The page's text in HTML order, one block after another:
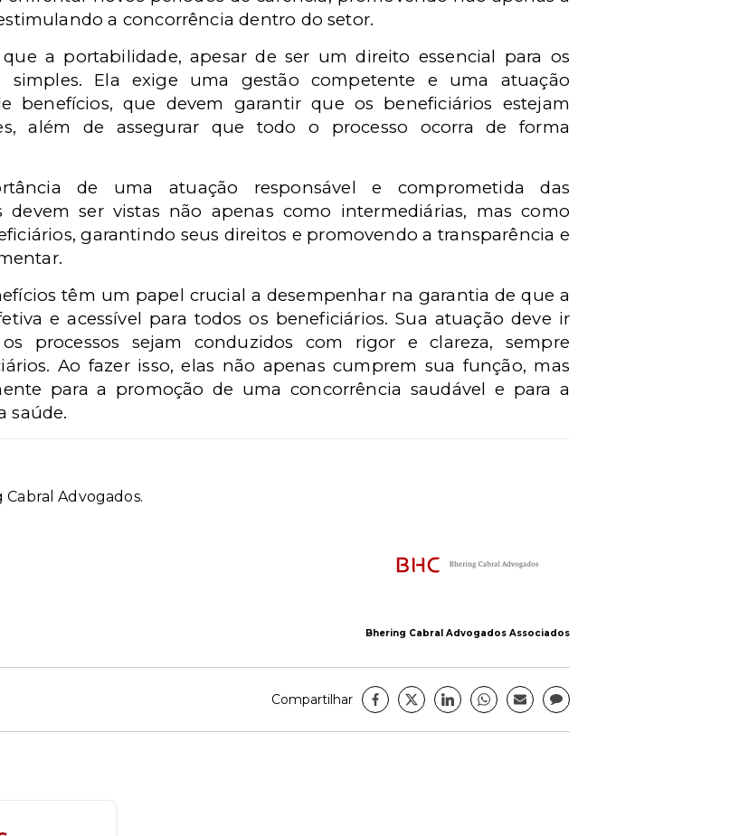
a concorrência dentro do setor.
a portabilidade, apesar de ser um direito essencial para os
simples. Ela exige uma gestão competente e uma atuação
benefícios, que devem garantir que os beneficiários estejam
além de assegurar que todo o processo ocorra de forma
de uma atuação responsável e comprometida das
devem ser vistas não apenas como intermediárias, mas como
garantindo seus direitos e promovendo a transparência e
têm um papel crucial a desempenhar na garantia de que a
e acessível para todos os beneficiários. Sua atuação deve ir
processos sejam conduzidos com rigor e clareza, sempre
Ao fazer isso, elas não apenas cumprem sua função, mas
para a promoção de uma concorrência saudável e para a
saúde.
Advogados.
Bhering Cabral Advogados Associados
Compartilhar